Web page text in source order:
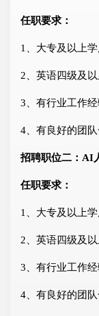
任职要求：
1、大专及以上学
2、英语四级及以
3、有行业工作经
4、有良好的团
招聘职位二：AI
任职要求：
1、大专及以上学
2、英语四级及以
3、有行业工作经
4、有良好的团